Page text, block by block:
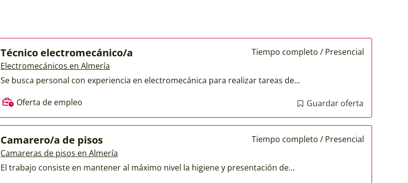
Técnico electromecánico/a
Electromecánicos en Almería
Tiempo completo / Presencial
Se busca personal con experiencia en electromecánica para realizar tareas de...
Oferta de empleo
Guardar oferta
Camarero/a de pisos
Camareras de pisos en Almería
Tiempo completo / Presencial
El trabajo consiste en mantener al máximo nivel la higiene y presentación de...